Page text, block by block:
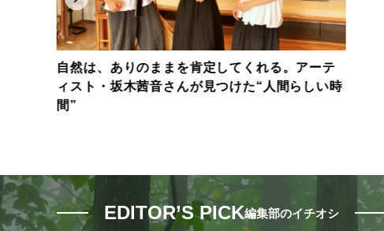
自然は、ありのままを肯定してくれる。アーテ
ィスト・坂木茜音さんが見つけた“人間らしい時
間”
EDITOR’S PICK編集部のイチオシ